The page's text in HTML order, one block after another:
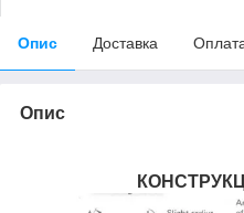
Опис Доставка
Опис